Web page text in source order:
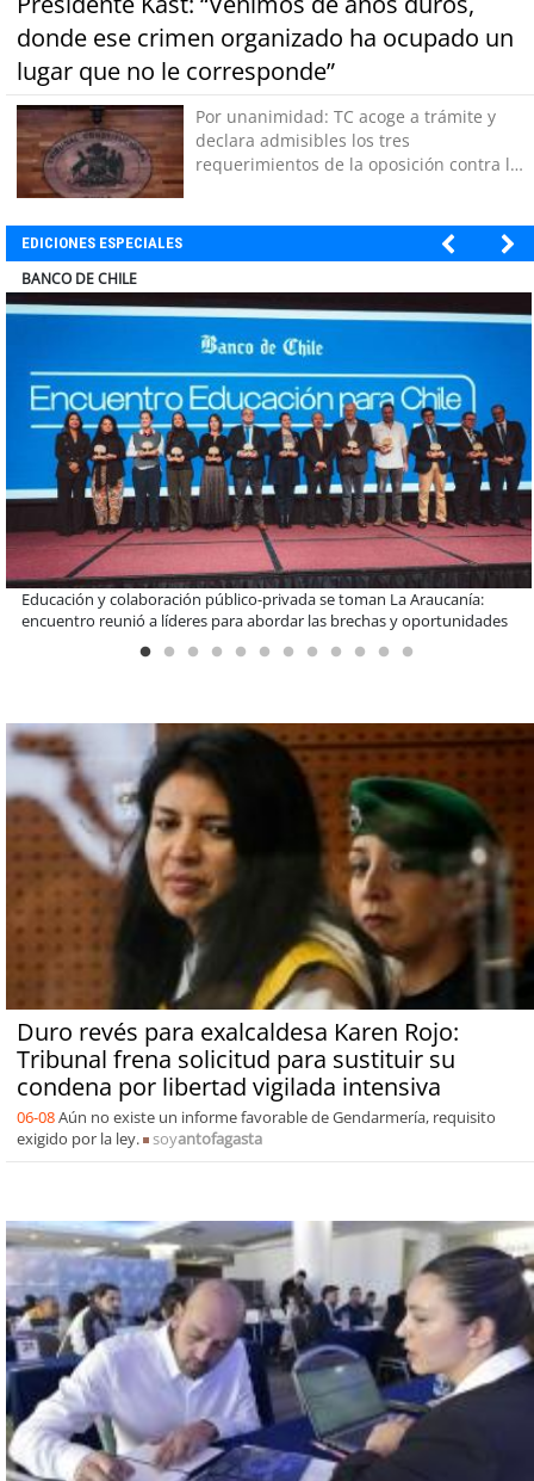
donde ese crimen organizado ha ocupado un
lugar que no le corresponde”
Por unanimidad: TC acoge a trámite y
declara admisibles los tres
requerimientos de la oposición contra la
EDICIONES ESPECIALES
COLEGIO RÍO LOA
Llaman a interiorizarse de los programas de estudios para postular
informado al SAE
Duro revés para exalcaldesa Karen Rojo:
Tribunal frena solicitud para sustituir su
condena por libertad vigilada intensiva
06-08Aún no existe un informe favorable de Gendarmería, requisito
exigido por la ley.
soyantofagasta